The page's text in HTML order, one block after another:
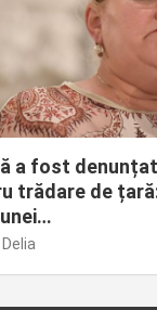
a fost
trădare de
Delia